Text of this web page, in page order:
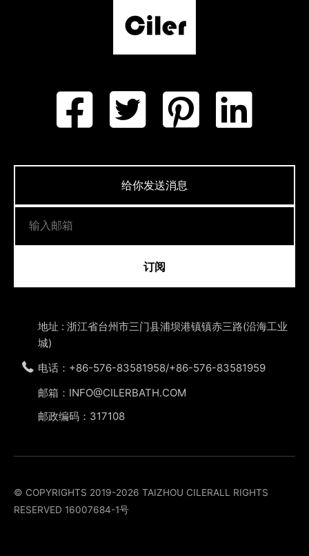
给你发送消息
订阅
地址 : 浙江省台州市三门县浦坝港镇镇赤三路(沿海工业
城)
电话：+86-576-83581958/+86-576-83581959
邮箱：INFO@CILERBATH.COM
邮政编码：317108
© COPYRIGHTS 2019-2026 TAIZHOU CILERALL RIGHTS
RESERVED 16007684-1号